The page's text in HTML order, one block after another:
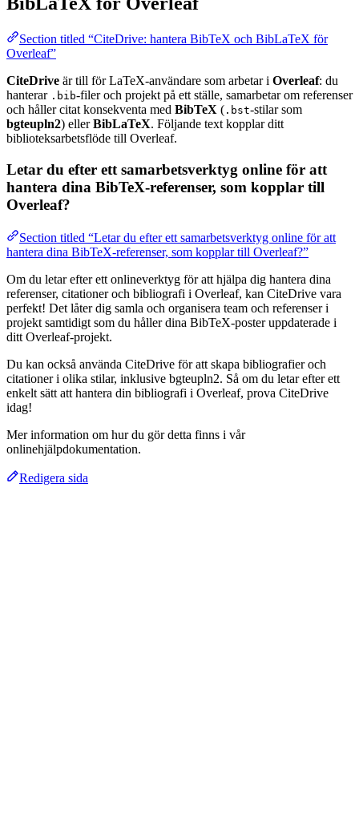
Section titled “CiteDrive: hantera BibTeX och BibLaTeX för
Overleaf”
CiteDrive är till för LaTeX-användare som arbetar i Overleaf: du
hanterar .bib-filer och projekt på ett ställe, samarbetar om referenser
och håller citat konsekventa med BibTeX ( .bst-stilar som
bgteupln2) ellerBibLaTeX. Följande text kopplar ditt
biblioteksarbetsflöde till Overleaf.
Letar du efter ett samarbetsverktyg online för att
hantera dina BibTeX-referenser, som kopplar till
Overleaf?
Section titled “Letar du efter ett samarbetsverktyg online för att
hantera dina BibTeX-referenser, som kopplar till Overleaf?”
Om du letar efter ett onlineverktyg för att hjälpa dig hantera dina
referenser, citationer och bibliografi i Overleaf, kan CiteDrive vara
perfekt! Det låter dig samla och organisera team och referenser i
projekt samtidigt som du håller dina BibTeX-poster uppdaterade i
ditt Overleaf-projekt.
Du kan också använda CiteDrive för att skapa bibliografier och
citationer i olika stilar, inklusive bgteupln2. Så om du letar efter ett
enkelt sätt att hantera din bibliografi i Overleaf, prova CiteDrive
idag!
Mer information om hur du gör detta finns i vår
onlinehjälpdokumentation.
Redigera sida